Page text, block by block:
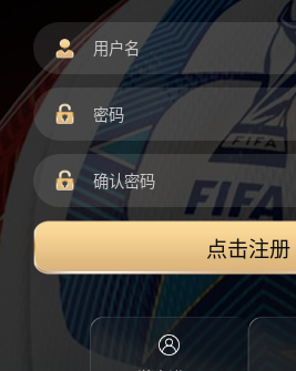
点击注册